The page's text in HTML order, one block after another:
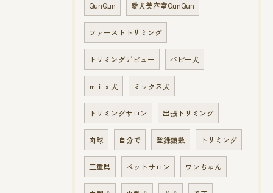
QunQun 愛犬美容室QunQun
ファーストトリミング
トリミングデビュー パピー犬
ｍｉｘ犬 ミックス犬
トリミングサロン 出張トリミング
肉球 自分で 登録頭数 トリミング
三重県 ペットサロン ワンちゃん